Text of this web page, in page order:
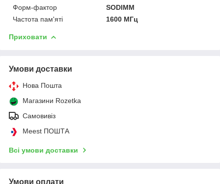
Форм-фактор
SODIMM
Частота пам'яті
1600 МГц
Приховати
Умови доставки
Нова Пошта
Магазини Rozetka
Самовивіз
Meest ПОШТА
Всі умови доставки
Умови оплати